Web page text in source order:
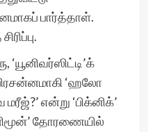
பார்த்தாள்.
‘ஹலோ
என்று ‘பிக்னிக்’
தோரணையில்